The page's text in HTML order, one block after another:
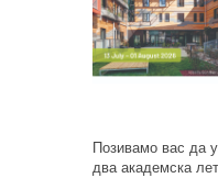
Позивамо вас да
два академска